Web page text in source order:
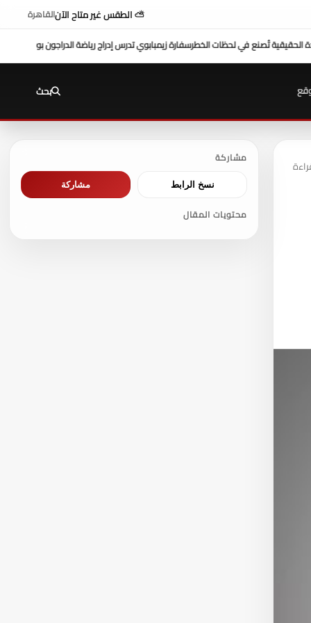
⛅ الطقس غير متاح الآنالقاهرة
حماة الوطن بالجيزة يستعد لإطلاقتدرس إدراج رياضة الدراجون بوت للاتحاد الإفريقي
بحث
مشاركة
نسخ الرابط مشاركة
محتويات المقال